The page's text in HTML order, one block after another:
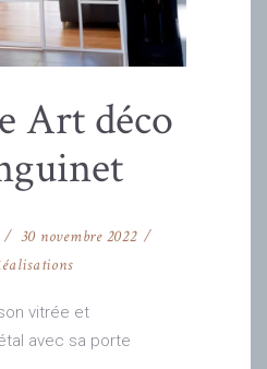
Art déco
30 novembre 2022
vitrée et
avec sa porte